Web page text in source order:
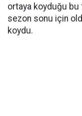
ortaya koyduğu bu
sezon sonu için
koydu.